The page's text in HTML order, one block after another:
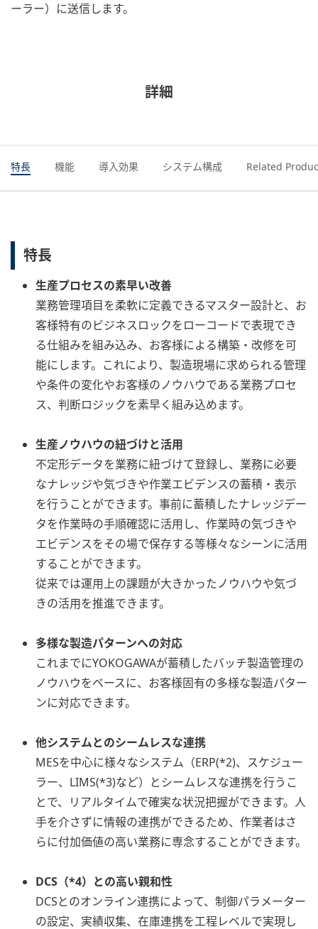
ーラー）に送信します。
詳細
特長 機能 導入効果 システム構成 Related
特長
生産プロセスの素早い改善
業務管理項目を柔軟に定義できるマスター設計と、お
客様特有のビジネスロックをローコードで表現でき
る仕組みを組み込み、お客様による構築・改修を可
能にします。これにより、製造現場に求められる管理
や条件の変化やお客様のノウハウである業務プロセ
ス、判断ロジックを素早く組み込めます。
生産ノウハウの紐づけと活用
不定形データを業務に紐づけて登録し、業務に必要
なナレッジや気づきや作業エビデンスの蓄積・表示
を行うことができます。事前に蓄積したナレッジデー
タを作業時の手順確認に活用し、作業時の気づきや
エビデンスをその場で保存する等様々なシーンに活用
することができます。
従来では運用上の課題が大きかったノウハウや気づ
きの活用を推進できます。
多様な製造パターンへの対応
これまでにYOKOGAWAが蓄積したバッチ製造管理の
ノウハウをベースに、お客様固有の多様な製造パター
ンに対応できます。
他システムとのシームレスな連携
MESを中心に様々なシステム（ERP(*2)、スケジュー
ラー、LIMS(*3)など）とシームレスな連携を行うこ
とで、リアルタイムで確実な状況把握ができます。人
手を介さずに情報の連携ができるため、作業者はさ
らに付加価値の高い業務に専念することができます。
DCS（*4）との高い親和性
DCSとのオンライン連携によって、制御パラメーター
の設定、実績収集、在庫連携を工程レベルで実現し